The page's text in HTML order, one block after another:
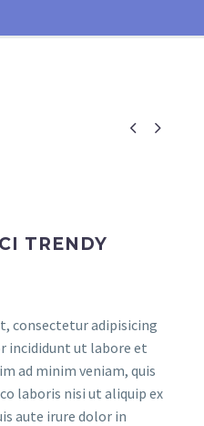
 
TRENDY
consectetur adipisicing
incididunt ut labore et
ad minim veniam, quis
laboris nisi ut aliquip ex
aute irure dolor in